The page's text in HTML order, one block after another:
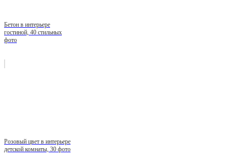
Бетон в интерьере
гостиной, 40 стильных
фото
Розовый цвет в интерьере
детской комнаты, 30 фото